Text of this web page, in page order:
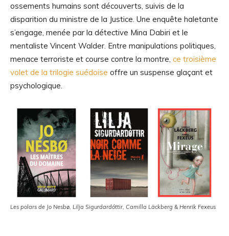
ossements humains sont découverts, suivis de la
disparition du ministre de la Justice. Une enquête haletante
s’engage, menée par la détective Mina Dabiri et le
mentaliste Vincent Walder. Entre manipulations politiques,
menace terroriste et course contre la montre, ce troisième
volet de la trilogie suédoise offre un suspense glaçant et
psychologique.
Les polars de Jo Nesbø, Lilja Sigurdardóttir, Camilla Läckberg & Henrik Fexeus